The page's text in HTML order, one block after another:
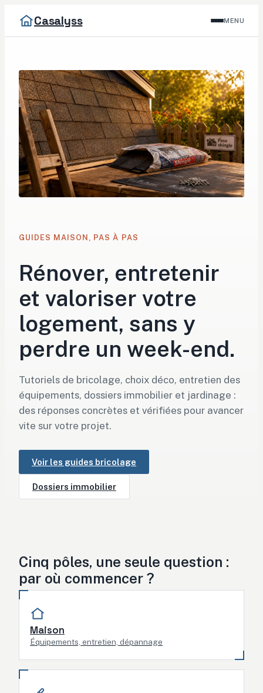
Casalyss MENU
GUIDES MAISON, PAS À PAS
Rénover, entretenir
et valoriser votre
logement, sans y
perdre un week-end.
Tutoriels de bricolage, choix déco, entretien des
équipements, dossiers immobilier et jardinage :
des réponses concrètes et vérifiées pour avancer
vite sur votre projet.
Voir les guides bricolage
Dossiers immobilier
Cinq pôles, une seule question :
par où commencer ?
Maison
Équipements, entretien, dépannage